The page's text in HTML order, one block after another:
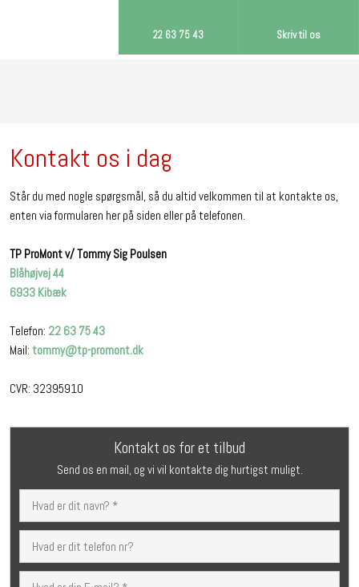
Kontakt os i dag​
Står du med nogle spørgsmål, så du altid velkommen til at kontakte os,
enten via formularen her på siden eller på telefonen.
TP ProMont v/ ​Tommy Sig Poulsen
Blåhøjvej 44
6933 Kibæk
Telefon: 22 63 75 43
Mail: tommy@tp-promont.dk
CVR: 32395910
Kontakt os for et tilbud
Send os en mail, og vi vil kontakte dig hurtigst muligt.
22 63 75 43​ Skriv til os​